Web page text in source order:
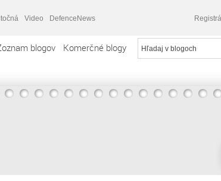
Video DefenceNews
blogov Komerčné blogy